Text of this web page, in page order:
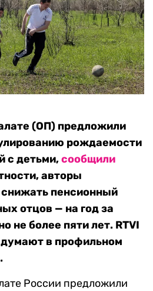
(ОП) предложили
рождаемости
с детьми,сообщили
авторы
пенсионный
отцов — на год за
не более пяти лет. RTVI
думают в профильном
России предложили